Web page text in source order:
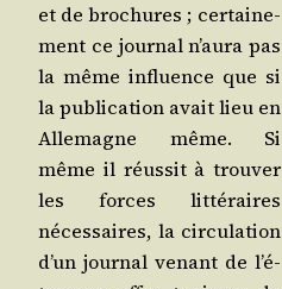
et de bro­chures ; cer­tai­ne­
ment ce jour­nal n’au­ra pas
la même influence que si
la publi­ca­tion avait lieu en
Alle­magne même. Si
même il réus­sit à trou­ver
les forces lit­té­raires
néces­saires, la cir­cu­la­tion
d’un jour­nal venant de l’é­